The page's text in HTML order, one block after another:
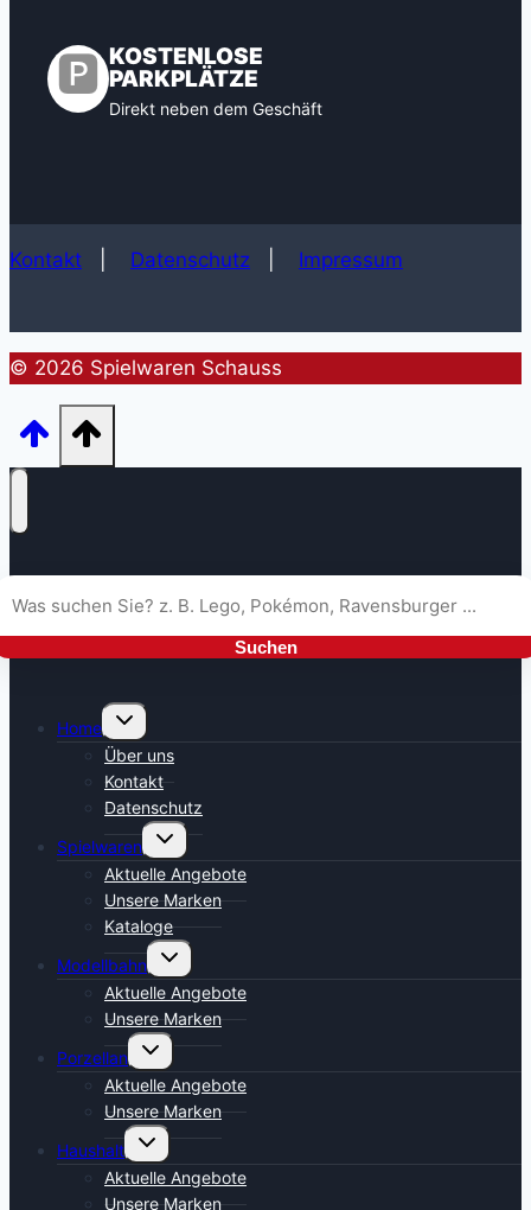
🅿️ KOSTENLOSE
PARKPLÄTZE
Direkt neben dem Geschäft
Kontakt Datenschutz Impressum
© 2026 Spielwaren Schauss
Suchen
Home
Untermenü
umschalten
Über uns
Kontakt
Datenschutz
Spielwaren
Untermenü
umschalten
Aktuelle Angebote
Unsere Marken
Kataloge
Modellbahn
Untermenü
umschalten
Aktuelle Angebote
Unsere Marken
Porzellan
Untermenü
umschalten
Aktuelle Angebote
Unsere Marken
Haushalt
Untermenü
umschalten
Aktuelle Angebote
Unsere Marken